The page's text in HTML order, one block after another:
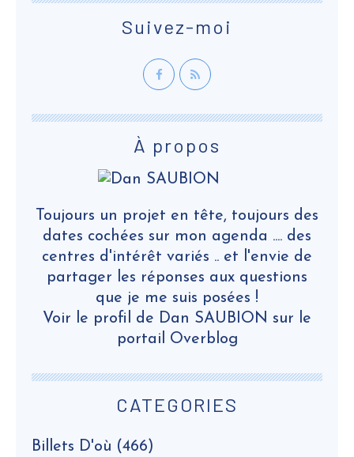
CATEGORIES
Billets D'où (466)
Suivez-moi
À propos
Toujours un projet en tête, toujours des
dates cochées sur mon agenda .... des
centres d'intérêt variés .. et l'envie de
partager les réponses aux questions
que je me suis posées !
Voir le profil de Dan SAUBION sur le
portail Overblog